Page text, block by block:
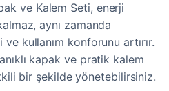
ve Kalem Seti, enerji
aynı zamanda
kullanım konforunu artırır.
kapak ve pratik kalem
bir şekilde yönetebilirsiniz.